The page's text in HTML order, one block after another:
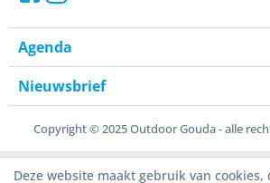
Agenda
Nieuwsbrief
Copyright © 2025 Outdoor Gouda - alle
Deze website maakt gebruik van